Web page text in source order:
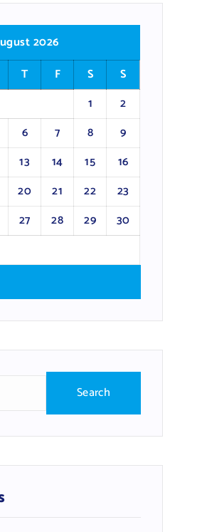
2026
T F S
S
1
2
6 7 8
9
13 14 15
16
20 21 22
23
27 28 29
30